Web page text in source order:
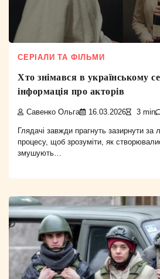
СЕРІАЛИ ТА ФІЛЬМИ
Хто знімався в українському
інформація про акторів
Савенко Ольга 16.03.2026 3 min
Глядачі завжди прагнуть зазирнути за
процесу, щоб зрозуміти, як
змушують…